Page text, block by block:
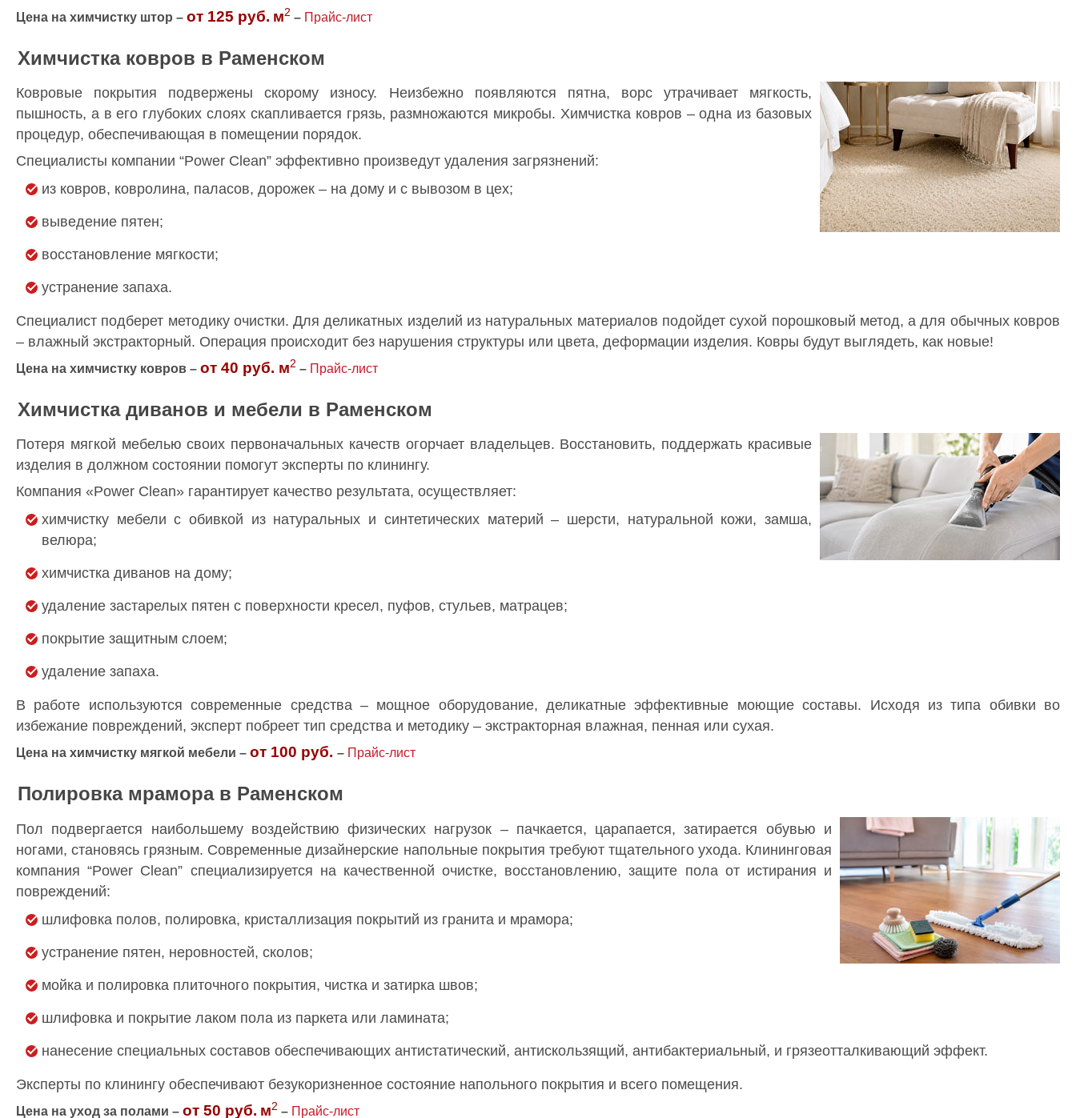
Цена на химчистку штор – от 125 руб. м2 – Прайс-лист
Химчистка ковров в Раменском
Ковровые покрытия подвержены скорому износу. Неизбежно появляются пятна, ворс утрачивает мягкость,
пышность, а в его глубоких слоях скапливается грязь, размножаются микробы. Химчистка ковров – одна из базовых
процедур, обеспечивающая в помещении порядок.
Специалисты компании “Power Clean” эффективно произведут удаления загрязнений:
из ковров, ковролина, паласов, дорожек – на дому и с вывозом в цех;
выведение пятен;
восстановление мягкости;
устранение запаха.
Специалист подберет методику очистки. Для деликатных изделий из натуральных материалов подойдет сухой порошковый метод, а для обычных ковров
– влажный экстракторный. Операция происходит без нарушения структуры или цвета, деформации изделия. Ковры будут выглядеть, как новые!
Цена на химчистку ковров – от 40 руб. м2 – Прайс-лист
Химчистка диванов и мебели в Раменском
Потеря мягкой мебелью своих первоначальных качеств огорчает владельцев. Восстановить, поддержать красивые
изделия в должном состоянии помогут эксперты по клинингу.
Компания «Power Clean» гарантирует качество результата, осуществляет:
химчистку мебели с обивкой из натуральных и синтетических материй – шерсти, натуральной кожи, замша,
велюра;
химчистка диванов на дому;
удаление застарелых пятен с поверхности кресел, пуфов, стульев, матрацев;
покрытие защитным слоем;
удаление запаха.
В работе используются современные средства – мощное оборудование, деликатные эффективные моющие составы. Исходя из типа обивки во
избежание повреждений, эксперт побреет тип средства и методику – экстракторная влажная, пенная или сухая.
Цена на химчистку мягкой мебели – от 100 руб. – Прайс-лист
Полировка мрамора в Раменском
Пол подвергается наибольшему воздействию физических нагрузок – пачкается, царапается, затирается обувью и
ногами, становясь грязным. Современные дизайнерские напольные покрытия требуют тщательного ухода. Клининговая
компания “Power Clean” специализируется на качественной очистке, восстановлению, защите пола от истирания и
повреждений:
шлифовка полов, полировка, кристаллизация покрытий из гранита и мрамора;
устранение пятен, неровностей, сколов;
мойка и полировка плиточного покрытия, чистка и затирка швов;
шлифовка и покрытие лаком пола из паркета или ламината;
нанесение специальных составов обеспечивающих антистатический, антискользящий, антибактериальный, и грязеотталкивающий эффект.
Эксперты по клинингу обеспечивают безукоризненное состояние напольного покрытия и всего помещения.
Цена на уход за полами – от 50 руб. м2 – Прайс-лист